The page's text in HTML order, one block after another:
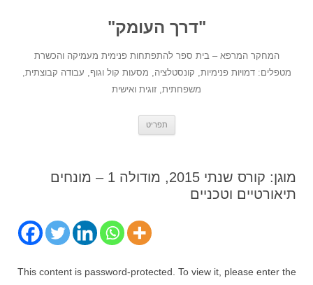
"דרך העומק"
המחקר המרפא – בית ספר להתפתחות פנימית מעמיקה והכשרת
מטפלים: דמויות פנימיות, קונסטלציה, מסעות קול וגוף, עבודה קבוצתית,
משפחתית, זוגית ואישית
תפריט
מוגן: קורס שנתי 2015, מודולה 1 – מונחים
תיאורטיים וטכניים
This content is password-protected. To view it, please enter the